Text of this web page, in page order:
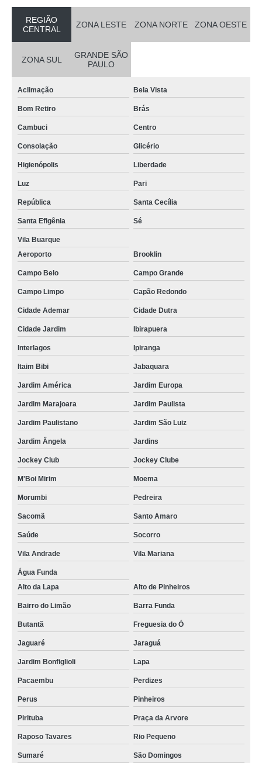
REGIÃO
CENTRAL
ZONA LESTE ZONA NORTE ZONA OESTE
ZONA SUL
GRANDE SÃO
PAULO
Aclimação Bela Vista
Bom Retiro Brás
Cambuci Centro
Consolação Glicério
Higienópolis Liberdade
Luz Pari
República Santa Cecília
Santa Efigênia Sé
Vila Buarque
Aeroporto
Brooklin
Campo Belo Campo Grande
Campo Limpo Capão Redondo
Cidade Ademar Cidade Dutra
Cidade Jardim Ibirapuera
Interlagos Ipiranga
Itaim Bibi Jabaquara
Jardim América Jardim Europa
Jardim Marajoara Jardim Paulista
Jardim Paulistano Jardim São Luiz
Jardim Ângela Jardins
Jockey Club Jockey Clube
M'Boi Mirim Moema
Morumbi Pedreira
Sacomã Santo Amaro
Saúde Socorro
Vila Andrade Vila Mariana
Água Funda
Alto da Lapa
Alto de Pinheiros
Bairro do Limão Barra Funda
Butantã Freguesia do Ó
Jaguaré Jaraguá
Jardim Bonfiglioli Lapa
Pacaembu Perdizes
Perus Pinheiros
Pirituba Praça da Arvore
Raposo Tavares Rio Pequeno
Sumaré São Domingos